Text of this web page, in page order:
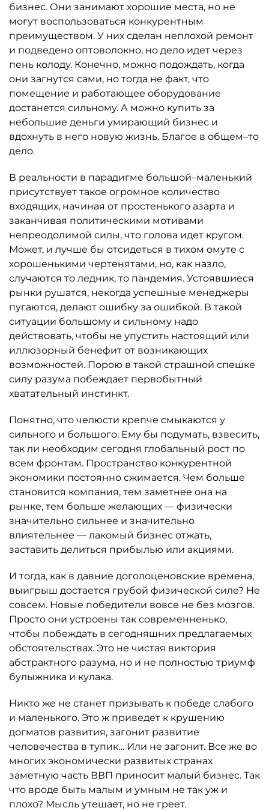
бизнес. Они занимают хорошие места, но не
могут воспользоваться конкурентным
преимуществом. У них сделан неплохой ремонт
и подведено оптоволокно, но дело идет через
пень колоду. Конечно, можно подождать, когда
они загнутся сами, но тогда не факт, что
помещение и работающее оборудование
достанется сильному. А можно купить за
небольшие деньги умирающий бизнес и
вдохнуть в него новую жизнь. Благое в общем–то
дело.
В реальности в парадигме большой–маленький
присутствует такое огромное количество
входящих, начиная от простенького азарта и
заканчивая политическими мотивами
непреодолимой силы, что голова идет кругом.
Может, и лучше бы отсидеться в тихом омуте с
хорошенькими чертенятами, но, как назло,
случаются то ледник, то пандемия. Устоявшиеся
рынки рушатся, некогда успешные менеджеры
пугаются, делают ошибку за ошибкой. В такой
ситуации большому и сильному надо
действовать, чтобы не упустить настоящий или
иллюзорный бенефит от возникающих
возможностей. Порою в такой страшной спешке
силу разума побеждает первобытный
хватательный инстинкт.
Понятно, что челюсти крепче смыкаются у
сильного и большого. Ему бы подумать, взвесить,
так ли необходим сегодня глобальный рост по
всем фронтам. Пространство конкурентной
экономики постоянно сжимается. Чем больше
становится компания, тем заметнее она на
рынке, тем больше желающих — физически
значительно сильнее и значительно
влиятельнее — лакомый бизнес отжать,
заставить делиться прибылью или акциями.
И тогда, как в давние доголоценовские времена,
выигрыш достается грубой физической силе? Не
совсем. Новые победители вовсе не без мозгов.
Просто они устроены так современненько,
чтобы побеждать в сегодняшних предлагаемых
обстоятельствах. Это не чистая виктория
абстрактного разума, но и не полностью триумф
булыжника и кулака.
Никто же не станет призывать к победе слабого
и маленького. Это ж приведет к крушению
догматов развития, загонит развитие
человечества в тупик… Или не загонит. Все же во
многих экономически развитых странах
заметную часть ВВП приносит малый бизнес. Так
что вроде быть малым и умным не так уж и
плохо? Мысль утешает, но не греет.